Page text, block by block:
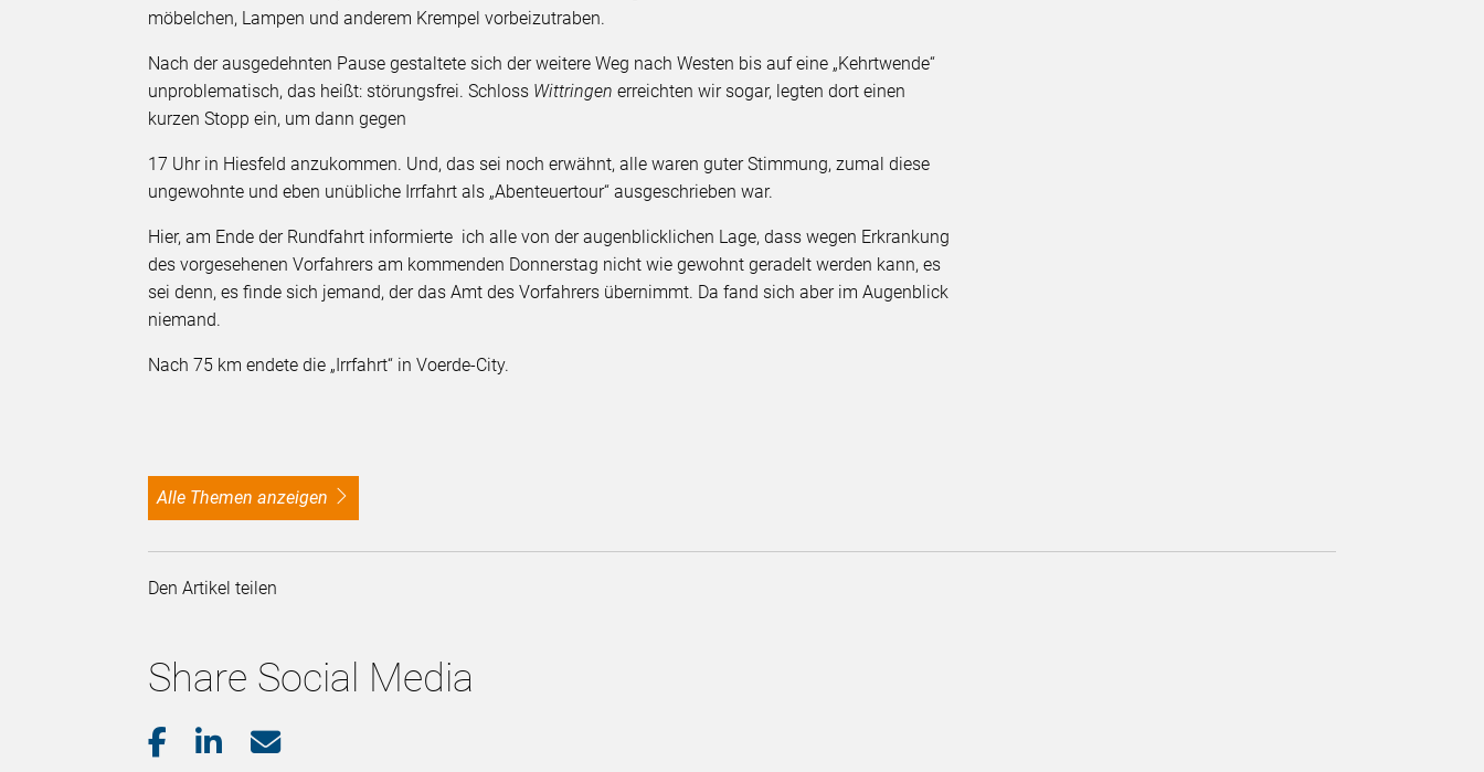
möbelchen, Lampen und anderem Krempel vorbeizutraben.
Nach der ausgedehnten Pause gestaltete sich der weitere Weg nach Westen bis auf eine „Kehrtwende“
unproblematisch, das heißt: störungsfrei. Schloss Wittringenerreichten wir sogar, legten dort einen
kurzen Stopp ein, um dann gegen
17 Uhr in Hiesfeld anzukommen. Und, das sei noch erwähnt, alle waren guter Stimmung, zumal diese
ungewohnte und eben unübliche Irrfahrt als „Abenteuertour“ ausgeschrieben war.
Hier, am Ende der Rundfahrt informierte ich alle von der augenblicklichen Lage, dass wegen Erkrankung
des vorgesehenen Vorfahrers am kommenden Donnerstag nicht wie gewohnt geradelt werden kann, es
sei denn, es finde sich jemand, der das Amt des Vorfahrers übernimmt. Da fand sich aber im Augenblick
niemand.
Nach 75 km endete die „Irrfahrt“ in Voerde-City.
alle Themen anzeigen
Den Artikel teilen
Share Social Media